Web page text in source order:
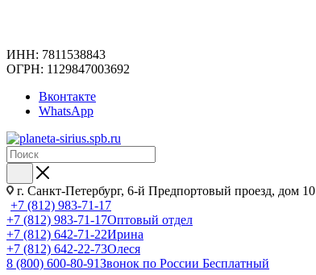
ИНН: 7811538843
ОГРН: 1129847003692
Вконтакте
WhatsApp
г. Санкт-Петербург, 6-й Предпортовый проезд, дом 10
+7 (812) 983-71-17
+7 (812) 983-71-17Оптовый отдел
+7 (812) 642-71-22Ирина
+7 (812) 642-22-73Олеся
8 (800) 600-80-91Звонок по России Бесплатный